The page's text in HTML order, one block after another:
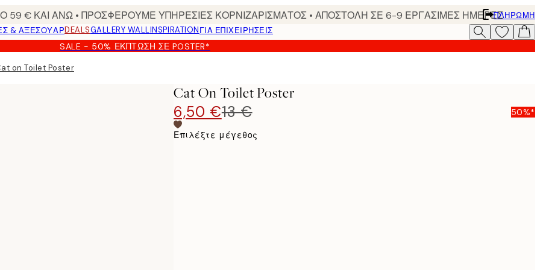
€ ΚΑΙ ΑΝΩ • ΠΡΟΣΦΕΡΟΥΜΕ ΥΠΗΡΕΣΙΕΣ ΚΟΡΝΙΖΑΡΙΣΜΑΤΟΣ • ΑΠΟΣΤΟΛΗ ΣΕ 6-9 ΕΡΓΑΣΙΜΕΣ ΗΜΕΡΕΣΠΛΗΡΩΜΉ
& ΑΞΕΣΟΥΆΡDEALSGALLERY WALLINSPIRATIONΓΙΑ ΕΠΙΧΕΙΡΗΣΕΙΣ
SALE - 50% ΈΚΠΤΩΣΗ ΣΕ POSTER*
on Toilet Poster
Cat On Toilet Poster
6,50 €13 € 50%*
Επιλέξτε μέγεθος